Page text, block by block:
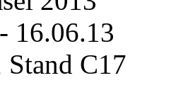
- 16.06.13
C17